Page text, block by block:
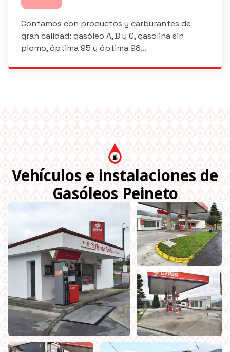
Contamos con productos y carburantes de
gran calidad: gasóleo A, B y C, gasolina sin
plomo, óptima 95 y óptima 98...
Vehículos e instalaciones de
Gasóleos Peineto